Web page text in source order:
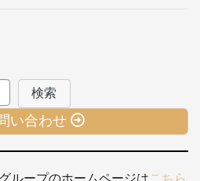
検索
い合わせ
ループのホームページは こちら